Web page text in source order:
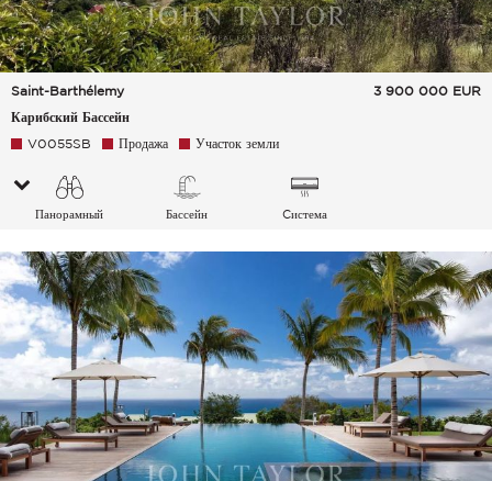
Saint-Barthélemy
Карибский Бассейн
3 900 000 EUR
V0055SB Продажа Участок земли
Панорамный Бассейн
Cистема
воздуха